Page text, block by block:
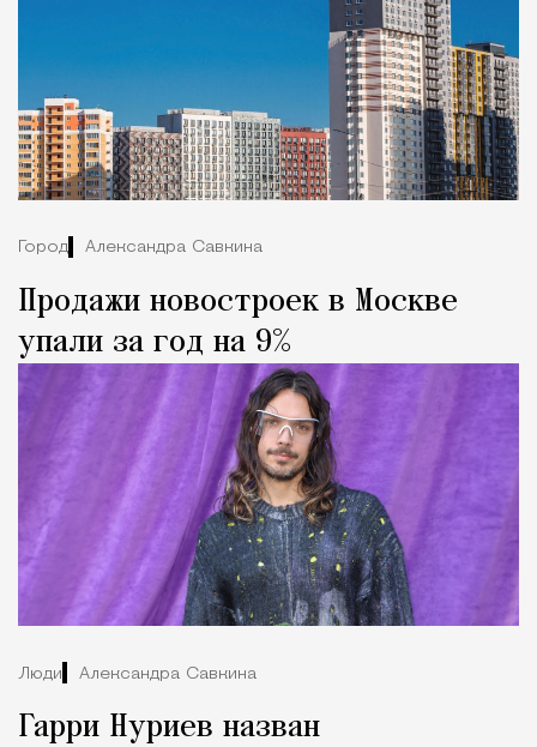
Город Александра Савкина
Продажи новостроек в Москве
упали за год на 9%
Люди Александра Савкина
Гарри Нуриев назван